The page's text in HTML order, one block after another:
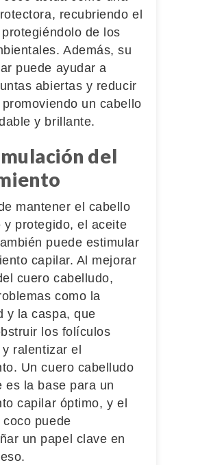
recubriendo el
de los
Además, su
puede ayudar a
abiertas y reducir
promoviendo un cabello
y brillante.
del
mantener el cabello
y protegido, el aceite
puede estimular
capilar. Al mejorar
cuero cabelludo,
como la
y la caspa, que
los folículos
ralentizar el
Un cuero cabelludo
es la base para un
capilar óptimo, y el
puede
un papel clave en